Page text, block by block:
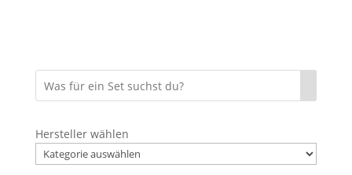
Hersteller wählen